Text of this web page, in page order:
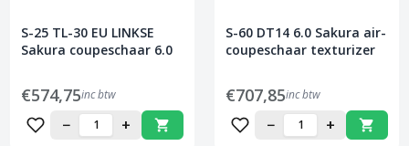
S-25 TL-30 EU LINKSE
Sakura coupeschaar 6.0
€574,75inc btw
− +
S-60 DT14 6.0 Sakura air-
coupeschaar texturizer
€707,85inc btw
− +